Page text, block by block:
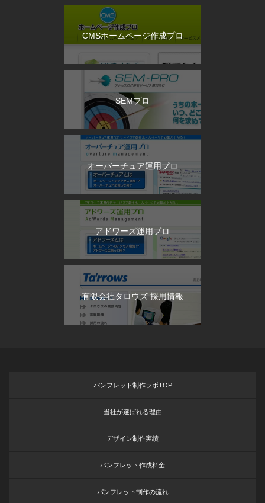
CMSホームページ作成プロ
SEMプロ
オーバーチュア運用プロ
アドワーズ運用プロ
有限会社タロウズ 採用情報
パンフレット制作ラボTOP
当社が選ばれる理由
デザイン制作実績
パンフレット作成料金
パンフレット制作の流れ